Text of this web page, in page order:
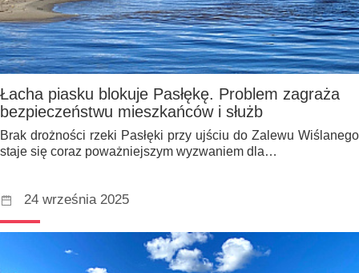
Łacha piasku blokuje Pasłękę. Problem zagraża
bezpieczeństwu mieszkańców i służb
Brak drożności rzeki Pasłęki przy ujściu do Zalewu Wiślanego
staje się coraz poważniejszym wyzwaniem dla…
24 września 2025